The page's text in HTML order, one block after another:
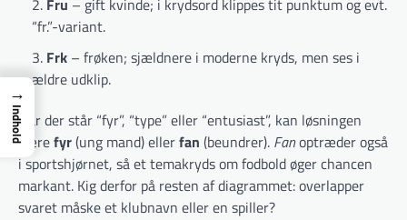
“fr.”-variant.
Frk – frøken; sjældnere i moderne kryds, men ses i
ældre udklip.
Når der står “fyr”, “type” eller “entusiast”, kan løsningen
værefyr(ung mand) ellerfan (beundrer). Fanoptræder også
i sportshjørnet, så et tema­kryds om fodbold øger chancen
markant. Kig derfor på resten af diagrammet: overlapper
svaret måske et klubnavn eller en spiller?
→
Indhold